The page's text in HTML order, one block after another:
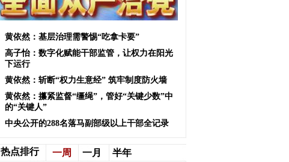
黄依然：基层治理需警惕“吃拿卡要”
高子怡：数字化赋能干部监管，让权力在阳光
下运行
黄依然：斩断“权力生意经” 筑牢制度防火墙
黄依然：攥紧监督“缰绳”，管好“关键少数”中
的“关键人”
中央公开的288名落马副部级以上干部全记录
热点排行 一周 一月 半年